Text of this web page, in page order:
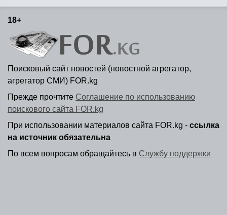
18+
Поисковый сайт новостей (новостной агрегатор,
агрегатор СМИ) FOR.kg
Прежде прочтите Соглашение по использованию
поискового сайта FOR.kg
При использовании материалов сайта FOR.kg - ссылка
на источник обязательна
По всем вопросам обращайтесь в Службу поддержки